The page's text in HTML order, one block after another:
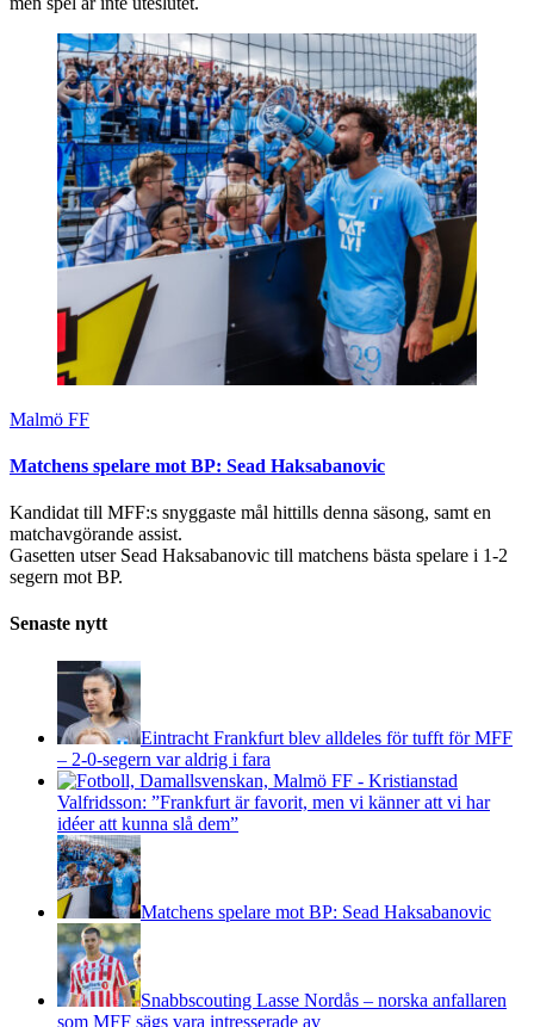
Malmö FF
Matchens spelare mot BP: Sead Haksabanovic
Kandidat till MFF:s snyggaste mål hittills denna säsong, samt en
matchavgörande assist.
Gasetten utser Sead Haksabanovic till matchens bästa spelare i 1-2
segern mot BP.
Senaste nytt
Eintracht Frankfurt blev alldeles för tufft för MFF
– 2-0-segern var aldrig i fara
Valfridsson: ”Frankfurt är favorit, men vi känner att vi har
idéer att kunna slå dem”
Matchens spelare mot BP: Sead Haksabanovic
Snabbscouting Lasse Nordås – norska anfallaren
som MFF sägs vara intresserade av